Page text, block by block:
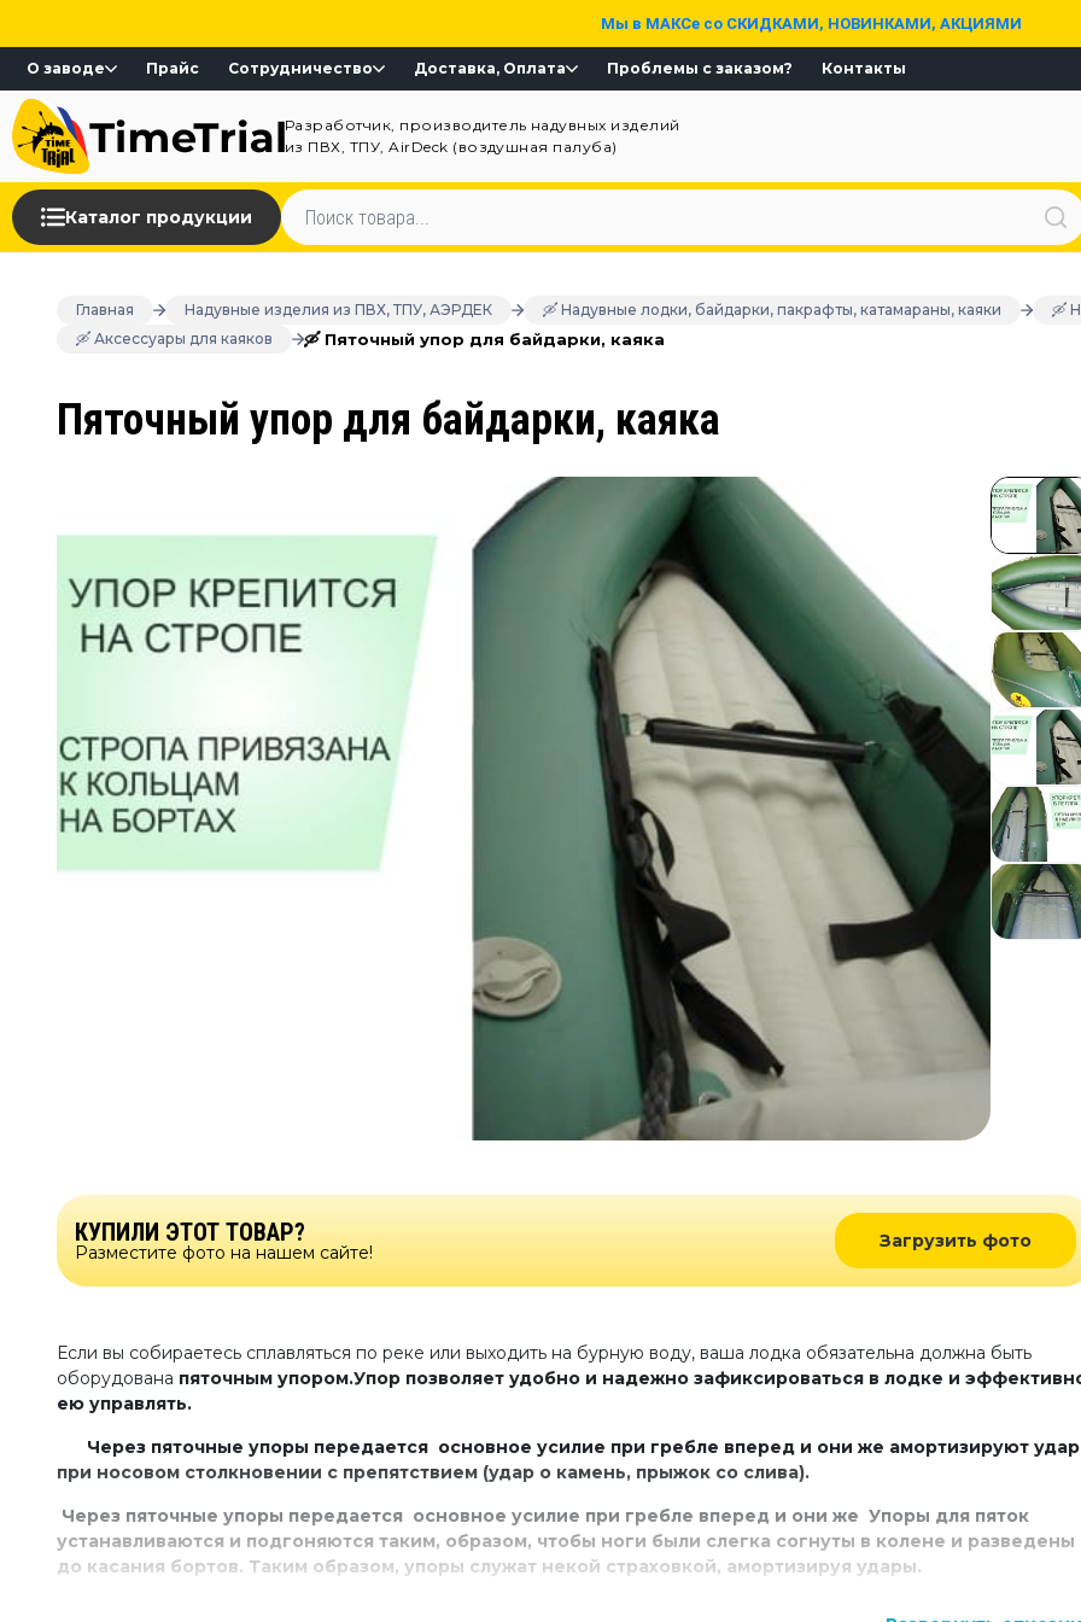
Мы в МАКСе со СКИДКАМИ, НОВИНКАМИ, АКЦИЯМИ
О заводе Прайс Сотрудничество Доставка, Оплата Проблемы с заказом? Контакты
Разработчик, производитель надувных изделий
из ПВХ, ТПУ, AirDeck (воздушная палуба)
Каталог продукции
Главная Надувные изделия из ПВХ, ТПУ, АЭРДЕК 🛶 Надувные лодки, байдарки, пакрафты, катамараны, каяки
🛶
🛶 Аксессуары для каяков
🛶 Пяточный упор для байдарки, каяка
Пяточный упор для байдарки, каяка
КУПИЛИ ЭТОТ ТОВАР?
Разместите фото на нашем сайте!
Загрузить фото
Если вы собираетесь сплавляться по реке или выходить на бурную воду, ваша лодка обязательна должна быть
оборудована пяточным упором.Упор позволяет удобно и надежно зафиксироваться в лодке и
ею управлять.
Через пяточные упоры передается основное усилие при гребле вперед и они же амортизируют
при носовом столкновении с препятствием (удар о камень, прыжок со слива).
Через пяточные упоры передается основное усилие при гребле вперед и они же Упоры для пяток
устанавливаются и подгоняются таким, образом, чтобы ноги были слегка согнуты в колене и разведены
до касания бортов. Таким образом, упоры служат некой страховкой, амортизируя удары.